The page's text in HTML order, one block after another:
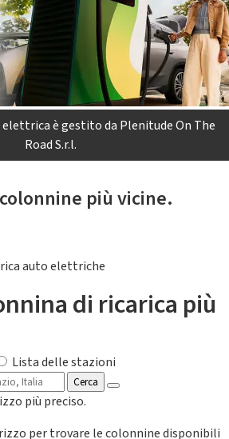
è gestito da Plenitude On The
Road S.r.l.
più vicine.
auto elettriche
di ricarica più
Lista delle stazioni
Cerca
più preciso.
per trovare le colonnine disponibili